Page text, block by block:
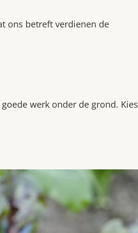
ons betreft verdienen de
werk onder de grond. Kies